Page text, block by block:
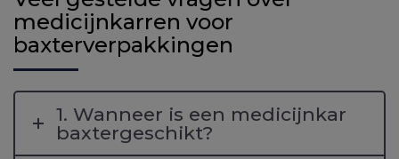
medicijnkarren voor
baxterverpakkingen
1. Wanneer is een medicijnkar
baxtergeschikt?